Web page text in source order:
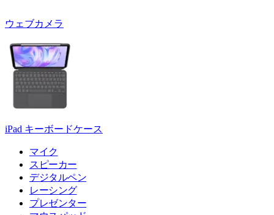
ウェブカメラ
iPad キーボードケース
マイク
スピーカー
デジタルペン
レーシング
プレゼンター